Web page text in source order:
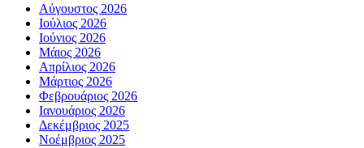
Αύγουστος 2026
Ιούλιος 2026
Ιούνιος 2026
Μάιος 2026
Απρίλιος 2026
Μάρτιος 2026
Φεβρουάριος 2026
Ιανουάριος 2026
Δεκέμβριος 2025
Νοέμβριος 2025